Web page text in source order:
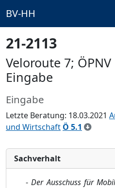
BV-HH
21-2113
Veloroute 7;
Eingabe
Eingabe
Letzte Beratung: 18.03.2021
und Wirtschaft Ö 5.1
Sachverhalt
- Der Ausschuss für